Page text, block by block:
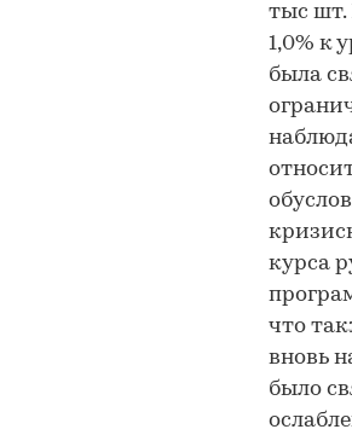
тыс шт.
1,0% к
была
курса
что
вновь
было